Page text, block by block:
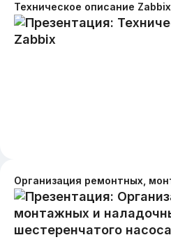
Техническое описание Zabbix